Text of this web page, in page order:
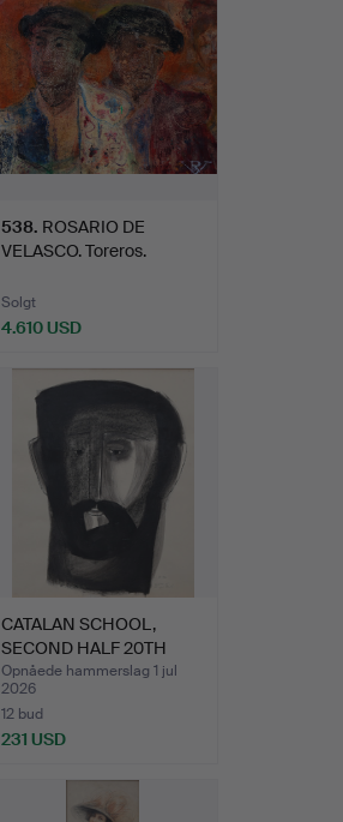
538. ROSARIO DE
VELASCO. Toreros.
Solgt
4.610 USD
CATALAN SCHOOL,
SECOND HALF 20TH
CENTURY. …
Opnåede hammerslag 1 jul
2026
12 bud
231 USD